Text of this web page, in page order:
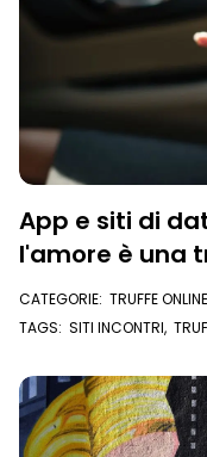
App e siti di
l'amore è una
CATEGORIE: TRUFFE ONLINE
TAGS: SITI INCONTRI,